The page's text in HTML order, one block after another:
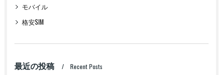
モバイル
格安SIM
最近の投稿 Recent Posts